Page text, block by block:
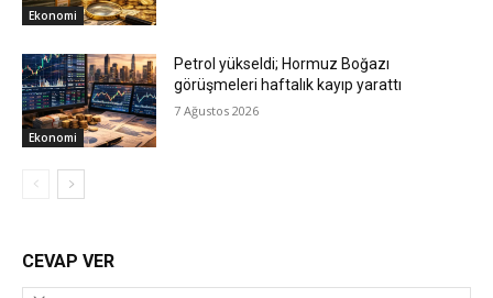
Ekonomi
Ekonomi
Petrol yükseldi; Hormuz Boğazı
görüşmeleri haftalık kayıp yarattı
7 Ağustos 2026
CEVAP VER